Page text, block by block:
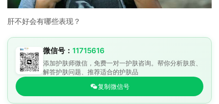
肝不好会有哪些表现？
微信号： 11715616
添加护肤师微信，免费一对一护肤咨询。帮你分析肤质、
解答护肤问题、推荐适合的护肤品
复制微信号